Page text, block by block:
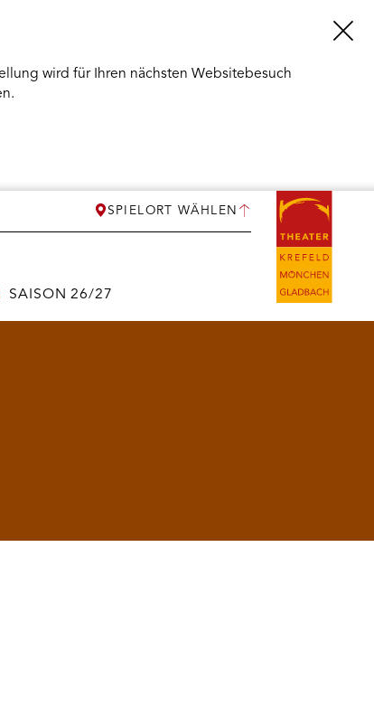
SPIELORT WÄHLEN
wird für Ihren nächsten Websitebesuch
SAISON 26/27